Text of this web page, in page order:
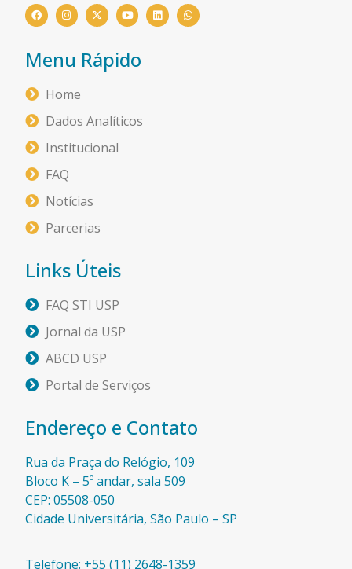
Menu Rápido
Home
Dados Analíticos
Institucional
FAQ
Notícias
Parcerias
Links Úteis
FAQ STI USP
Jornal da USP
ABCD USP
Portal de Serviços
Endereço e Contato
Rua da Praça do Relógio, 109
Bloco K – 5º andar, sala 509
CEP: 05508-050
Cidade Universitária, São Paulo – SP​
Telefone: +55 (11) 2648-1359